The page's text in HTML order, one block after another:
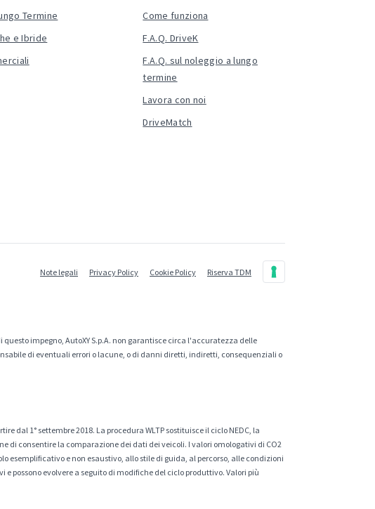
Termine
e Ibride
Come funziona
F.A.Q. DriveK
F.A.Q. sul noleggio a lungo
termine
Lavora con noi
DriveMatch
Note legali Privacy Policy Cookie Policy Riserva TDM
impegno, AutoXY S.p.A. non garantisce circa l'accuratezza delle
di eventuali errori o lacune, o di danni diretti, indiretti, consequenziali o
dal 1° settembre 2018. La procedura WLTP sostituisce il ciclo NEDC, la
di consentire la comparazione dei dati dei veicoli. I valori omologativi di CO2
esemplificativo e non esaustivo, allo stile di guida, al percorso, alle condizioni
possono evolvere a seguito di modifiche del ciclo produttivo. Valori più